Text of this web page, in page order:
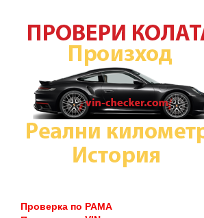
Проверка по РАМА